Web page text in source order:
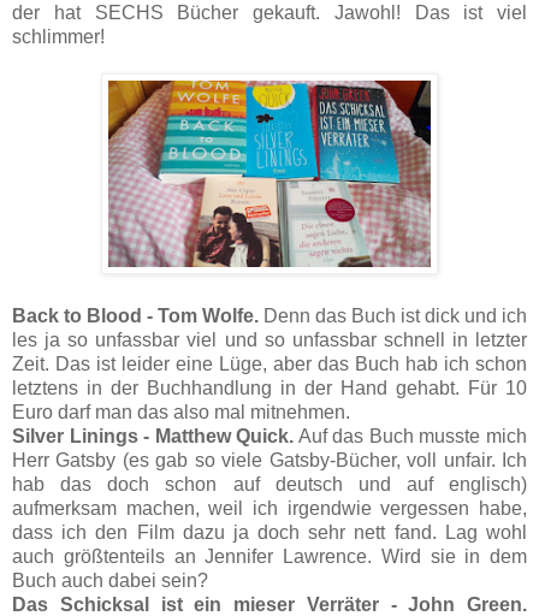
der hat SECHS Bücher gekauft. Jawohl! Das ist viel
schlimmer!
Back to Blood - Tom Wolfe. Denn das Buch ist dick und ich
les ja so unfassbar viel und so unfassbar schnell in letzter
Zeit. Das ist leider eine Lüge, aber das Buch hab ich schon
letztens in der Buchhandlung in der Hand gehabt. Für 10
Euro darf man das also mal mitnehmen.
Silver Linings - Matthew Quick. Auf das Buch musste mich
Herr Gatsby (es gab so viele Gatsby-Bücher, voll unfair. Ich
hab das doch schon auf deutsch und auf englisch)
aufmerksam machen, weil ich irgendwie vergessen habe,
dass ich den Film dazu ja doch sehr nett fand. Lag wohl
auch größtenteils an Jennifer Lawrence. Wird sie in dem
Buch auch dabei sein?
Das Schicksal ist ein mieser Verräter - John Green.